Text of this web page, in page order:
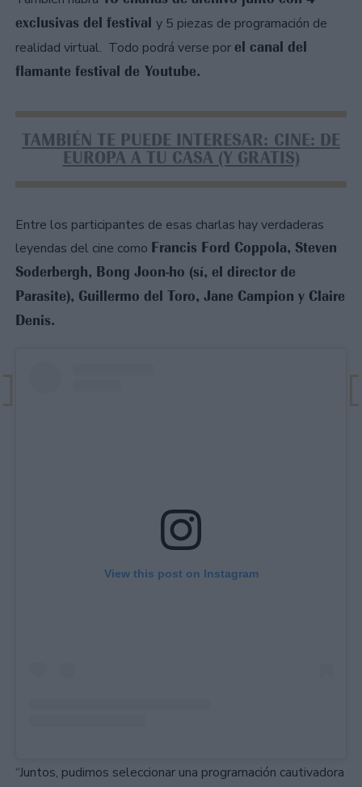
exclusivas del festival y 5 piezas de programación de
realidad virtual. Todo podrá verse porel canal del
flamante festival de Youtube.
TAMBIÉN TE PUEDE INTERESAR: CINE: DE
EUROPA A TU CASA (Y GRATIS)
Entre los participantes de esas charlas hay verdaderas
leyendas del cine como Francis Ford Coppola, Steven
Soderbergh, Bong Joon-ho (sí, el director de
Parasite), Guillermo del Toro, Jane Campion y Claire
Denis.
View this post on Instagram
“Juntos, pudimos seleccionar una programación cautivadora